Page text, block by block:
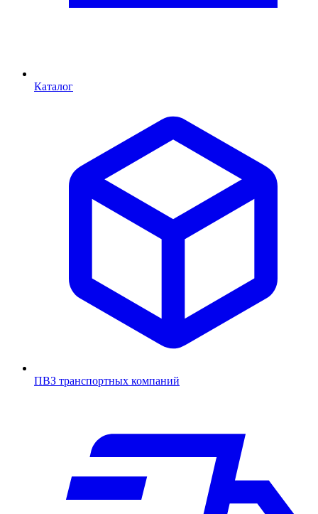
Каталог
ПВЗ транспортных компаний